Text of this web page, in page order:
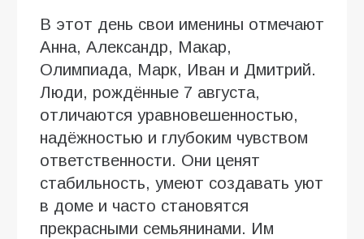
В этот день свои именины отмечают
Анна, Александр, Макар,
Олимпиада, Марк, Иван и Дмитрий.
Люди, рождённые 7 августа,
отличаются уравновешенностью,
надёжностью и глубоким чувством
ответственности. Они ценят
стабильность, умеют создавать уют
в доме и часто становятся
прекрасными семьянинами. Им